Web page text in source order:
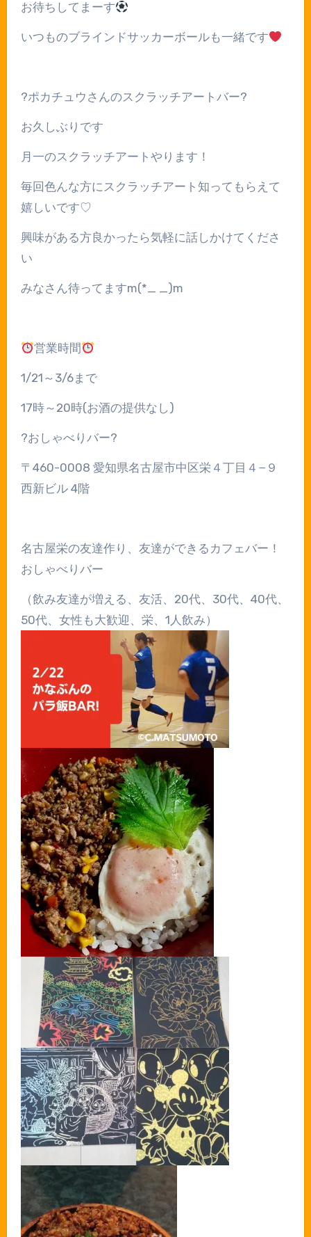
お待ちしてまーす
いつものブラインドサッカーボールも一緒です
?ポカチュウさんのスクラッチアートバー?
お久しぶりです
月一のスクラッチアートやります！
毎回色んな方にスクラッチアート知ってもらえて
嬉しいです♡
興味がある方良かったら気軽に話しかけてくださ
い
みなさん待ってますm(*_ _)m
営業時間
1/21 ～ 3/6まで
17時～ 20時(お酒の提供なし)
?おしゃべりバー?
〒 460-0008 愛知県名古屋市中区栄４丁目４ − ９
西新ビル4階
名古屋栄の友達作り、友達ができるカフェバー！
おしゃべりバー
（飲み友達が増える、友活、 20代、 30代、 40代、
50代、女性も大歓迎、栄、 1 人飲み）